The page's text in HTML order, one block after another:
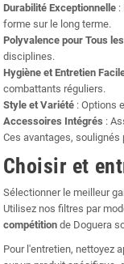
Durabilité Exceptionnelle:
forme sur le long terme.
Polyvalence pour Tous
disciplines.
Hygiène et Entretien
combattants réguliers.
Style et Variété: Options
Accessoires Intégrés :
Ces avantages, soulignés
Choisir et
Sélectionner le meilleur
Utilisez nos filtres par
compétitionde Doguera
Pour l'entretien, nettoyez